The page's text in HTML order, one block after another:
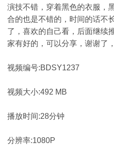
演技不错，穿着黑色的衣服，
合的也是不错的，时间的话不
了，喜欢的自己看，后面继续
家有好的，可以分享，谢谢了
视频编号:BDSY1237
视频大小:492 MB
播放时间:28分钟
分辨率:1080P